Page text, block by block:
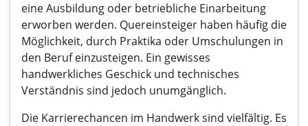
eine Ausbildung oder betriebliche Einarbeitung
erworben werden. Quereinsteiger haben häufig die
Möglichkeit, durch Praktika oder Umschulungen in
den Beruf einzusteigen. Ein gewisses
handwerkliches Geschick und technisches
Verständnis sind jedoch unumgänglich.
Die Karrierechancen im Handwerk sind vielfältig. Es